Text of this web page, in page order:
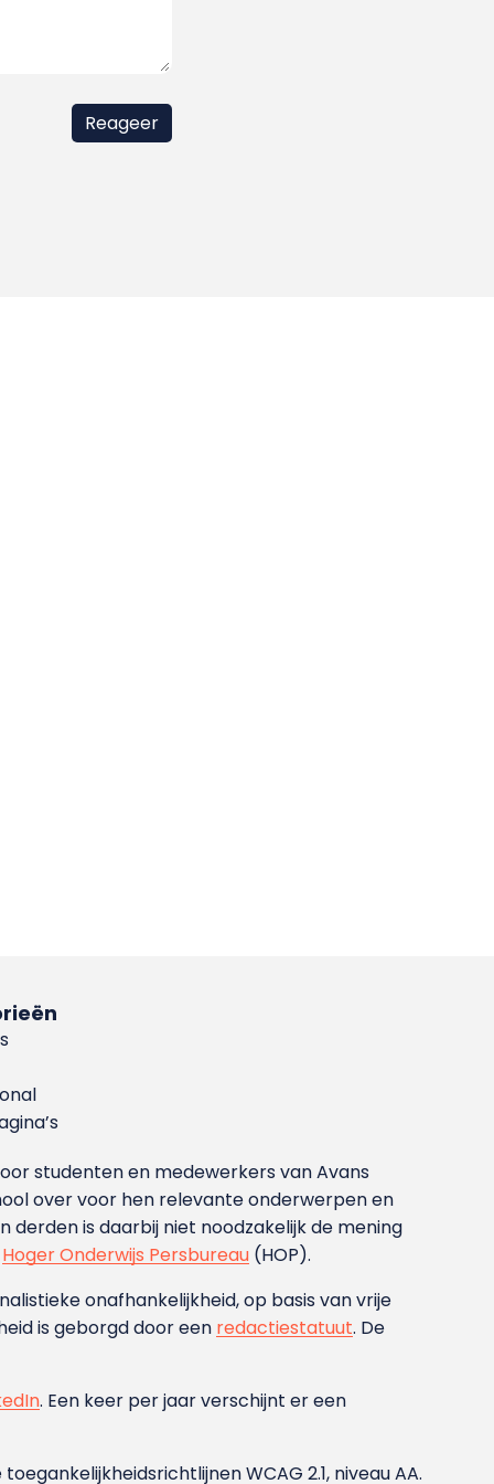
studenten en medewerkers van Avans
over voor hen relevante onderwerpen en
is daarbij niet noodzakelijk de mening
Hoger Onderwijs Persbureau (HOP).
onafhankelijkheid, op basis van vrije
is geborgd door een redactiestatuut. De
. Een keer per jaar verschijnt er een
WCAG 2.1, niveau AA.